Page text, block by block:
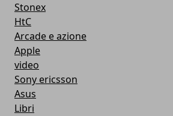
Stonex
HtC
Arcade e azione
Apple
video
Sony ericsson
Asus
Libri